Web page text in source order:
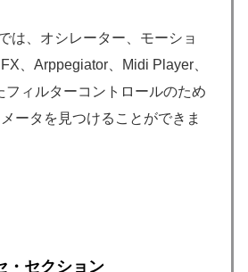
は、オシレーター、モーショ
、Arppegiator、Midi Player、
フィルターコントロールのため
ータを見つけることができま
・セクション